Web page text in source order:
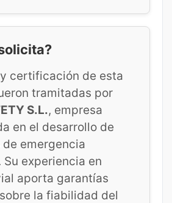
certificación de esta
tramitadas por
S.L., empresa
en el desarrollo de
emergencia
experiencia en
aporta garantías
la fiabilidad del